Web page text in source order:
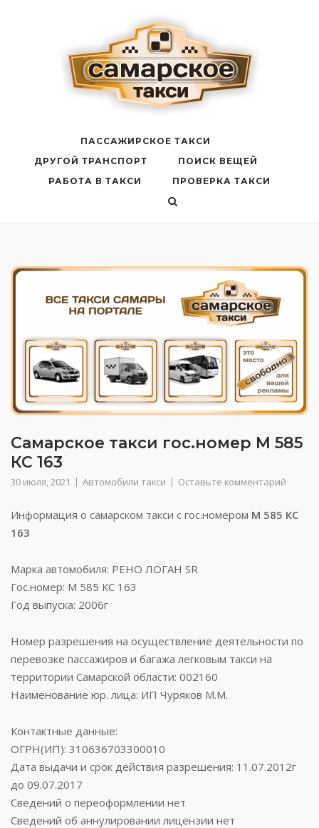
ПАССАЖИРСКОЕ ТАКСИ
ДРУГОЙ ТРАНСПОРТ
ПОИСК ВЕЩЕЙ
РАБОТА В ТАКСИ
ПРОВЕРКА ТАКСИ
Самарское такси гос.номер М 585
КС 163
30 июля, 2021 Автомобили такси Оставьте комментарий
Информация о самарском такси с гос.номером М 585 КС
163
Марка автомобиля: РЕНО ЛОГАН SR
Гос.номер: М 585 КС 163
Год выпуска: 2006г
Номер разрешения на осуществление деятельности по
перевозке пассажиров и багажа легковым такси на
территории Самарской области: 002160
Наименование юр. лица: ИП Чуряков М.М.
Контактные данные:
ОГРН(ИП): 310636703300010
Дата выдачи и срок действия разрешения: 11.07.2012г
до 09.07.2017
Сведений о переоформлении нет
Сведений об аннулировании лицензии нет